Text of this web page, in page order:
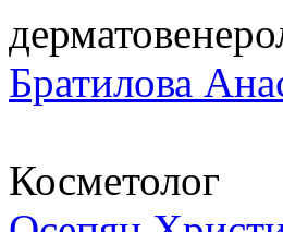
Братилова
Косметолог